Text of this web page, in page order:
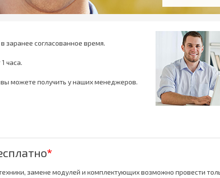
заранее согласованное время.
часа.
можете получить у наших менеджеров.
*
замене модулей и комплектующих возможно провести